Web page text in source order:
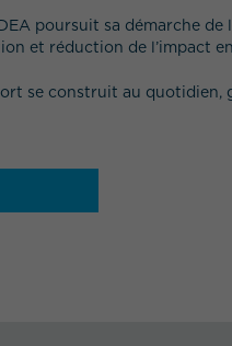
poursuit sa démarche
et réduction de l’impact
se construit au quotidien,